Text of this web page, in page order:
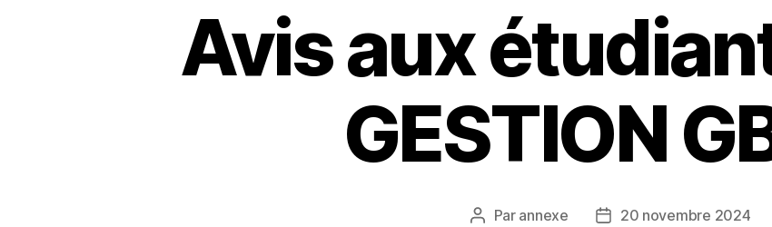
Avis aux
GESTION
Auteur
Par annexe
Date20 novembre 2024